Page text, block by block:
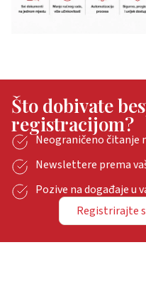
Što dobivate
registracijom?
Neograničeno čitanje
Newslettere prema
Pozive na događaje u
Registrirajte